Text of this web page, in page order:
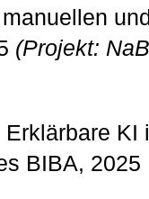
(Projekt:
BIBA, 2025